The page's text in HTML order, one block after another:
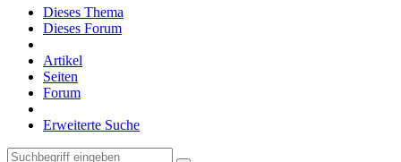
Dieses Thema
Dieses Forum
Artikel
Seiten
Forum
Erweiterte Suche